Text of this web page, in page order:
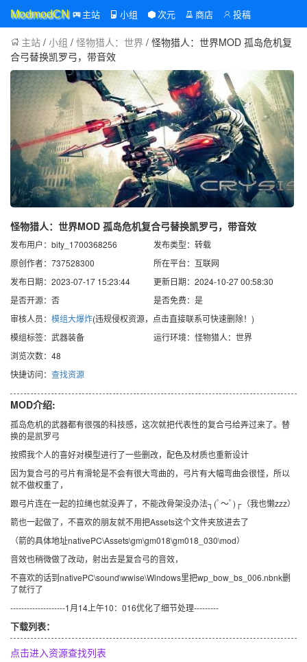
ModmodCN 主站 小组 次元 商店 投稿
主站 / 小组 / 怪物猎人：世界 / 怪物猎人：世界MOD 孤岛危机复
合弓替换凯罗弓，带音效
怪物猎人：世界MOD 孤岛危机复合弓替换凯罗弓，带音效
发布用户：bity_1700368256
发布类型：转载
原创作者：737528300
所在平台：互联网
发布日期：2023-07-17 15:23:44
更新日期：2024-10-27 00:58:30
是否开源：否
是否免费：是
审核人员： 模组大爆炸(违规侵权资源，点击直接联系可快速删除！)
模组标签：武器装备
运行环境：怪物猎人：世界
浏览次数：48
快捷访问： 查找资源
MOD介绍:
孤岛危机的武器都有很强的科技感，这次就把代表性的复合弓给弄过来了。替
换的是凯罗弓
按照我个人的喜好对模型进行了一些删改，配色及材质也重新设计
因为复合弓的弓片有滑轮是不会有很大弯曲的，弓片有大幅弯曲会很怪，所以
就不做权重了，
跟弓片连在一起的拉绳也就没弄了，不能改骨架没办法┐(ﾟ～ﾟ)┌（我也懒zzz）
箭也一起做了，不喜欢的朋友就不用把Assets这个文件夹放进去了
（箭的具体地址nativePC\Assets\gm\gm018\gm018_030\mod）
音效也稍微做了改动，射出去是复合弓的音效，
不喜欢的话到nativePC\sound\wwise\Windows里把wp_bow_bs_006.nbnk删
了就行了
--------------------1月14上午10：016优化了细节处理---------
下载列表：
点击进入资源查找列表